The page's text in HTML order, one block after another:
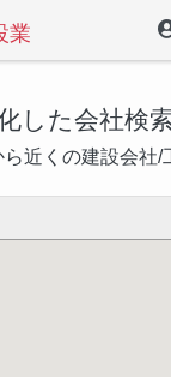
業
した会社検
ら近くの建設会社/